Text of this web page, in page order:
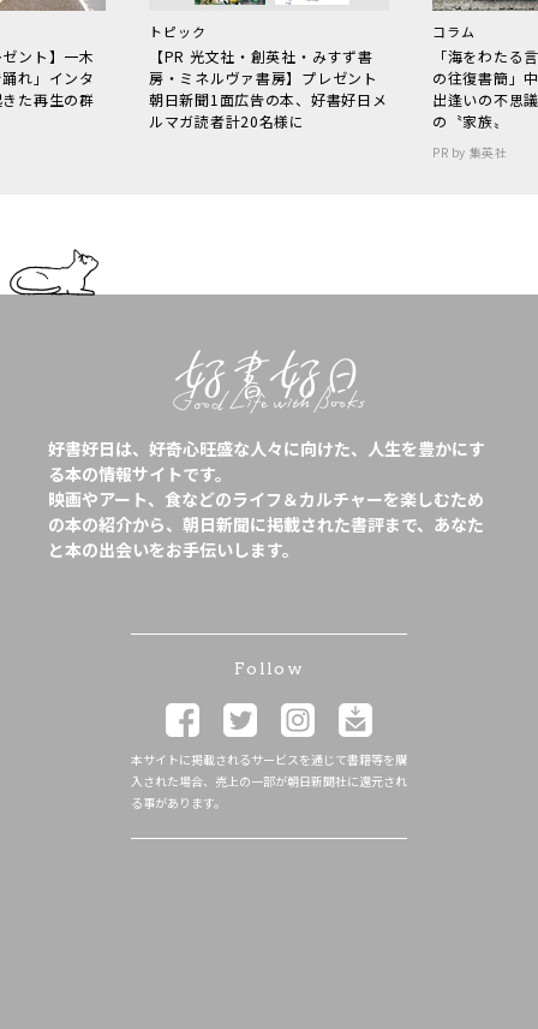
ント】一木
れ」インタ
た再生の群
トピック
【PR 光文社・創英社・みすず書
房・ミネルヴァ書房】プレゼント
朝日新聞1面広告の本、好書好日メ
ルマガ読者計20名様に
コラム
「海をわた
の往復書簡」
出逢いの不思
の〝家族〟
PR by 集英社
好書好日は、好奇心旺盛な人々に向けた、人生を豊かにす
る本の情報サイトです。
映画やアート、食などのライフ＆カルチャーを楽しむため
の本の紹介から、朝日新聞に掲載された書評まで、あなた
と本の出会いをお手伝いします。
Follow
本サイトに掲載されるサービスを通じて書籍等を購
入された場合、売上の一部が朝日新聞社に還元され
る事があります。